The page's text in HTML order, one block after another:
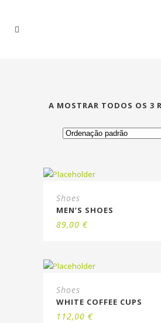
A MOSTRAR TODOS OS 3
Shoes
MEN’S SHOES
89,00 €
Shoes
WHITE COFFEE CUPS
112,00 €